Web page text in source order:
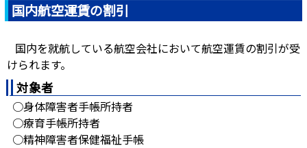
国内航空運賃の割引
国内を就航している航空会社において航空運賃の割引が受
けられます。
対象者
○身体障害者手帳所持者
○療育手帳所持者
○精神障害者保健福祉手帳